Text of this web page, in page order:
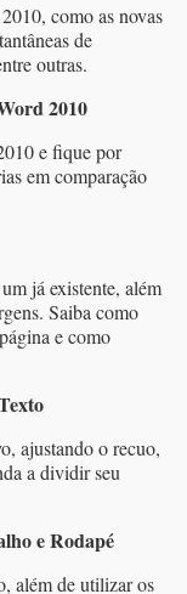
como as novas
de
outras.
2010
e fique por
em comparação
já existente, além
Saiba como
e como
ajustando o recuo,
a dividir seu
e Rodapé
além de utilizar os